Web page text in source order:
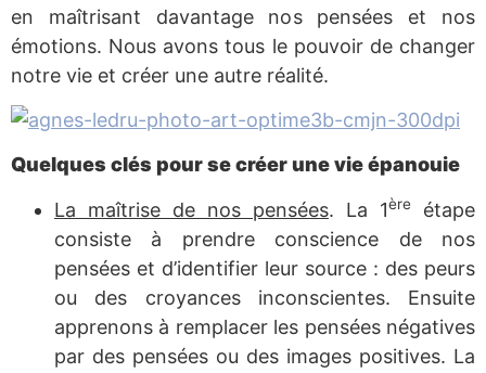
en maîtrisant davantage nos pensées et nos
émotions. Nous avons tous le pouvoir de changer
notre vie et créer une autre réalité.
Quelques clés pour se créer une vie épanouie
La maîtrise de nos pensées. La 1ère
étape
consiste à prendre conscience de nos
pensées et d’identifier leur source : des peurs
ou des croyances inconscientes. Ensuite
apprenons à remplacer les pensées négatives
par des pensées ou des images positives. La